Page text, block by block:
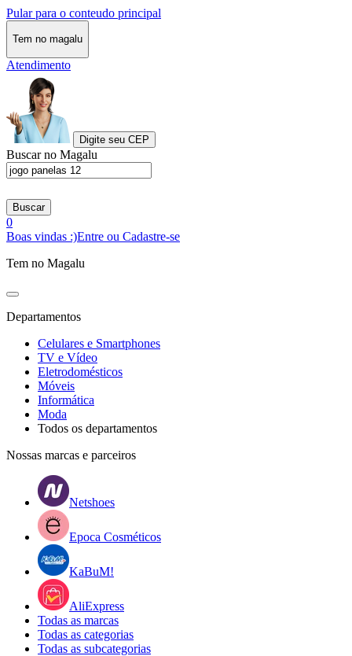
Pular para o conteudo principal
Tem no magalu
Atendimento
Digite seu CEP
Buscar no Magalu
Buscar
0
Boas vindas :)Entre ou Cadastre-se
Tem no Magalu
Departamentos
Celulares e Smartphones
TV e Vídeo
Eletrodomésticos
Móveis
Informática
Moda
Todos os departamentos
Nossas marcas e parceiros
Netshoes
Epoca Cosméticos
KaBuM!
AliExpress
Todas as marcas
Todas as categorias
Todas as subcategorias